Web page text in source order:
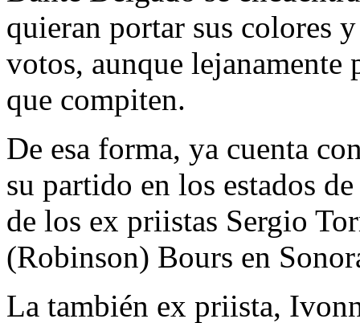
quieran portar sus colores
votos, aunque lejanamente
que compiten.
De esa forma, ya cuenta
su partido en los estados
de los ex priistas Sergio
(Robinson) Bours en
La también ex priista,